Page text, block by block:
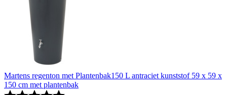
Martens regenton met Plantenbak150 L antraciet kunststof 59 x 59 x
150 cm met plantenbak